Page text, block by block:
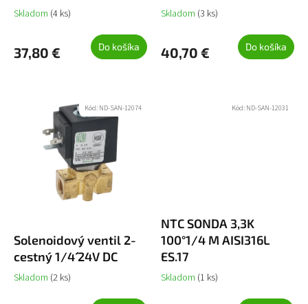
v
Skladom (4 ks)
37,80 € Do košíka
Skladom (3 ks)
40,70 € Do košíka
Solenoidový ventil 2-
cestný 1/4´´ 24V DC
Skladom (2 ks)
Kód: ND-SAN-12074
NTC SONDA 3,3K
100°1/4 M AISI316L
ES.17
Skladom (1 ks)
Kód: ND-SAN-12031